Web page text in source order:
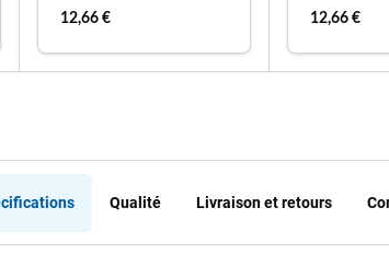
12,66 € 12,66 €
Qualité Livraison et retours